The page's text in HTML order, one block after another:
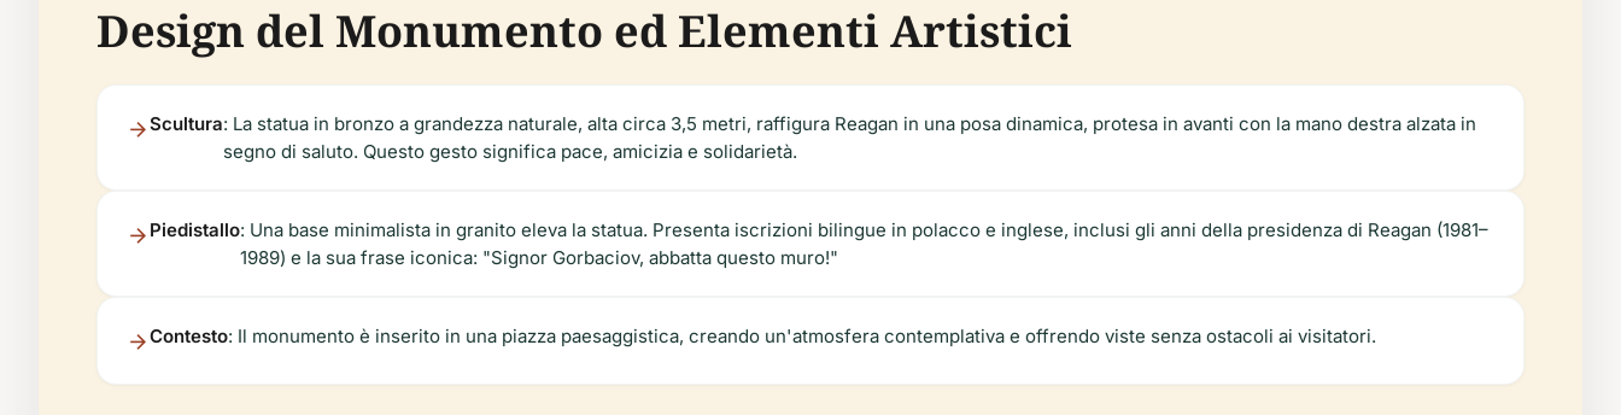
Design del Monumento ed Elementi Artistici
Scultura: La statua in bronzo a grandezza naturale, alta circa 3,5 metri, raffigura Reagan in una posa dinamica, protesa in avanti con la mano destra alzata in
segno di saluto. Questo gesto significa pace, amicizia e solidarietà.
Piedistallo: Una base minimalista in granito eleva la statua. Presenta iscrizioni bilingue in polacco e inglese, inclusi gli anni della presidenza di Reagan (1981–
1989) e la sua frase iconica: "Signor Gorbaciov, abbatta questo muro!"
Contesto: Il monumento è inserito in una piazza paesaggistica, creando un'atmosfera contemplativa e offrendo viste senza ostacoli ai visitatori.